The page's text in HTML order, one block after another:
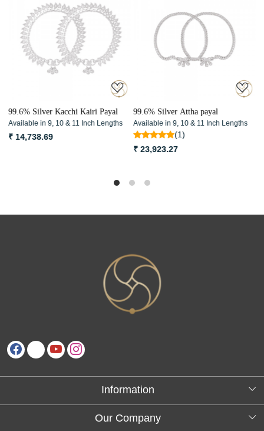
Loading...
99.6% Silver Kacchi Kairi Payal
Available in 9, 10 & 11 Inch Lengths
₹ 14,738.69
Loading...
99.6% Silver Attha payal
Available in 9, 10 & 11 Inch Lengths
(1)
₹ 23,923.27
Information
About Us
Our Company